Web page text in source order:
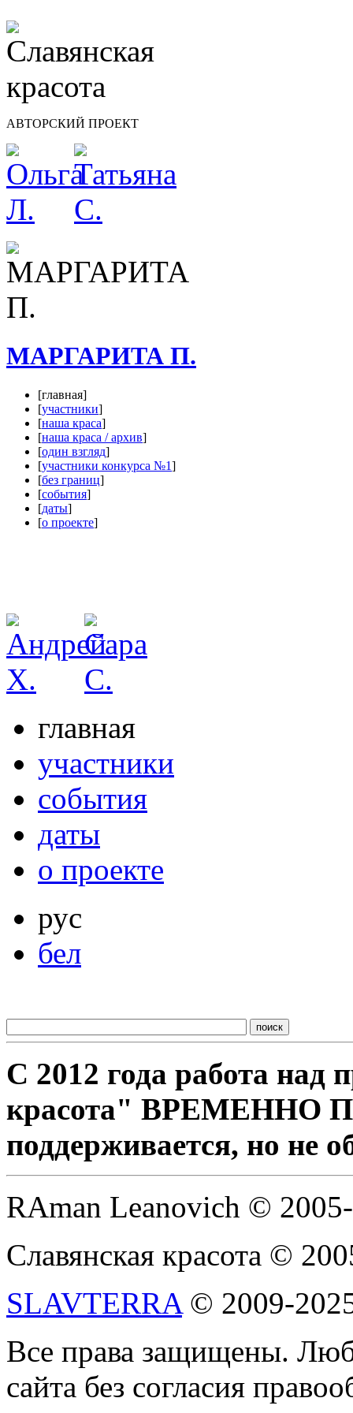
АВТОРСКИЙ ПРОЕКТ
МАРГАРИТА П.
[главная]
[участники]
[наша краса]
[наша краса / архив]
[один взгляд]
[участники конкурса №1]
[без границ]
[события]
[даты]
[о проекте]
главная
участники
события
даты
о проекте
рус
бел
С 2012 года работа над
красота" ВРЕМЕННО
поддерживается, но не
RAman Leanovich ©
Славянская красота ©
SLAVTERRA© 2009-
Все права защищены.
сайта без согласия